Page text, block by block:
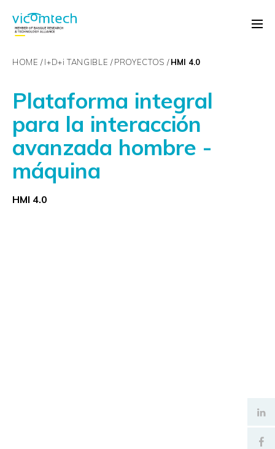
HOME I+D+i TANGIBLE PROYECTOS HMI 4.0
Plataforma integral
para la interacción
avanzada hombre -
máquina
HMI 4.0